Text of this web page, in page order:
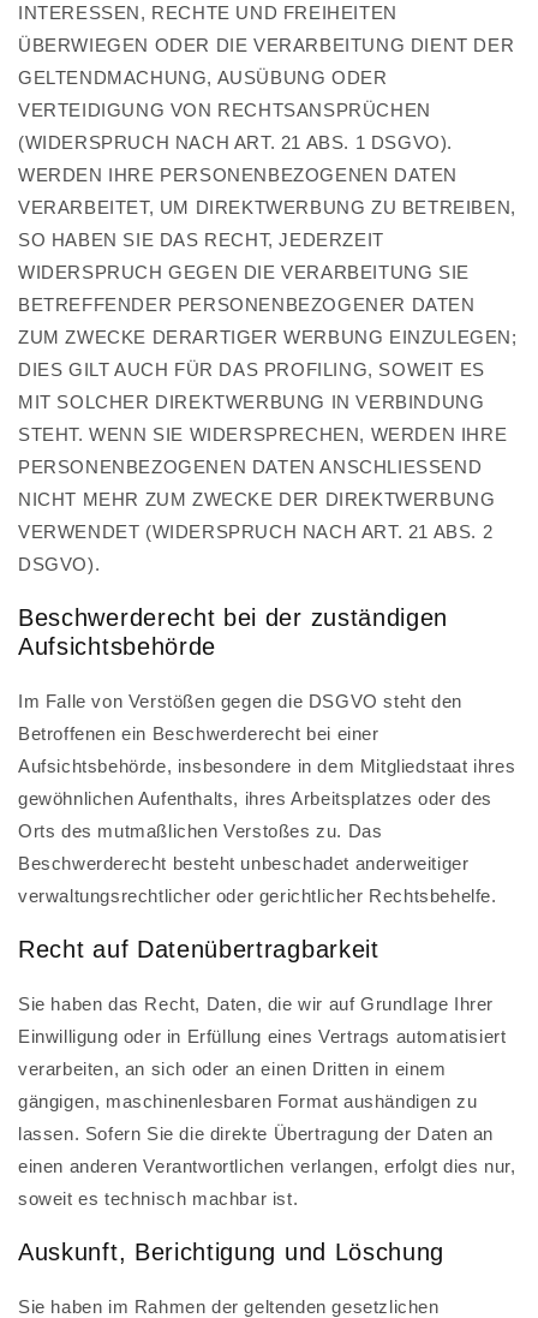
INTERESSEN, RECHTE UND FREIHEITEN
ÜBERWIEGEN ODER DIE VERARBEITUNG DIENT DER
GELTENDMACHUNG, AUSÜBUNG ODER
VERTEIDIGUNG VON RECHTSANSPRÜCHEN
(WIDERSPRUCH NACH ART. 21 ABS. 1 DSGVO).
WERDEN IHRE PERSONENBEZOGENEN DATEN
VERARBEITET, UM DIREKTWERBUNG ZU BETREIBEN,
SO HABEN SIE DAS RECHT, JEDERZEIT
WIDERSPRUCH GEGEN DIE VERARBEITUNG SIE
BETREFFENDER PERSONENBEZOGENER DATEN
ZUM ZWECKE DERARTIGER WERBUNG EINZULEGEN;
DIES GILT AUCH FÜR DAS PROFILING, SOWEIT ES
MIT SOLCHER DIREKTWERBUNG IN VERBINDUNG
STEHT. WENN SIE WIDERSPRECHEN, WERDEN IHRE
PERSONENBEZOGENEN DATEN ANSCHLIESSEND
NICHT MEHR ZUM ZWECKE DER DIREKTWERBUNG
VERWENDET (WIDERSPRUCH NACH ART. 21 ABS. 2
DSGVO).
Beschwerde­recht bei der zuständigen
Aufsichts­behörde
Im Falle von Verstößen gegen die DSGVO steht den
Betroffenen ein Beschwerderecht bei einer
Aufsichtsbehörde, insbesondere in dem Mitgliedstaat ihres
gewöhnlichen Aufenthalts, ihres Arbeitsplatzes oder des
Orts des mutmaßlichen Verstoßes zu. Das
Beschwerderecht besteht unbeschadet anderweitiger
verwaltungsrechtlicher oder gerichtlicher Rechtsbehelfe.
Recht auf Daten­übertrag­barkeit
Sie haben das Recht, Daten, die wir auf Grundlage Ihrer
Einwilligung oder in Erfüllung eines Vertrags automatisiert
verarbeiten, an sich oder an einen Dritten in einem
gängigen, maschinenlesbaren Format aushändigen zu
lassen. Sofern Sie die direkte Übertragung der Daten an
einen anderen Verantwortlichen verlangen, erfolgt dies nur,
soweit es technisch machbar ist.
Auskunft, Berichtigung und Löschung
Sie haben im Rahmen der geltenden gesetzlichen